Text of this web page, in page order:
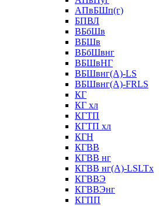
АПвБШп(г)
БПВЛ
ВБбШв
ВБШв
ВБбШвнг
ВБШвНГ
ВБШвнг(А)-LS
ВБШвнг(А)-FRLS
КГ
КГ хл
КГТП
КГТП хл
КГН
КГВВ
КГВВ нг
КГВВ нг(А)-LSLTx
КГВВЭ
КГВВЭнг
КГПП